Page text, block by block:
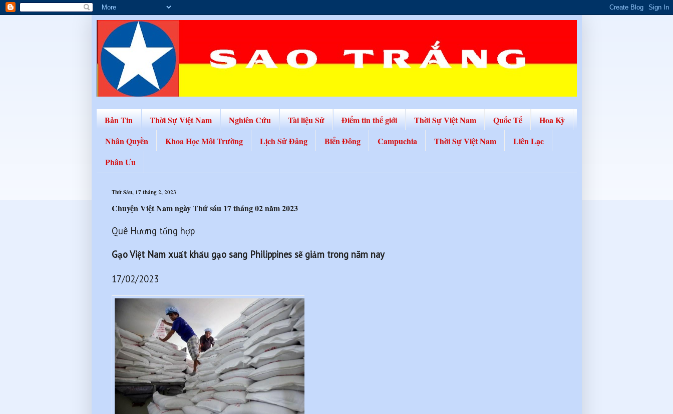
Bản Tin Thời Sự Việt Nam Nghiên Cứu Tài liệu Sử Điểm tin thế giới Thời Sự Việt Nam Quốc Tế
Hoa Kỳ
Nhân Quyền
Khoa Học Môi Trường Lịch Sử Đảng Biển Đông Campuchia Thời Sự Việt Nam
Liên Lạc
Phân Ưu
Thứ Sáu, 17 tháng 2, 2023
Chuyện Việt Nam ngày Thứ sáu 17 tháng 02 năm 2023
Quê Hương tổng hợp
Gạo Việt Nam xuất khẩu gạo sang Philippines sẽ giảm trong năm nay
17/02/2023